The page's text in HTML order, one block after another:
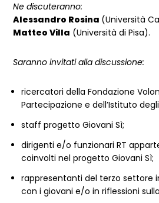
Ne discuteranno:
Alessandro Rosina (Università
Matteo Villa (Università di Pisa).
Saranno invitati alla discussione:
ricercatori della Fondazione
Partecipazione e dell’Istituto
staff progetto Giovani Sì;
dirigenti e/o funzionari RT
coinvolti nel progetto Giovani Sì;
rappresentanti del terzo settore
con i giovani e/o in riflessioni